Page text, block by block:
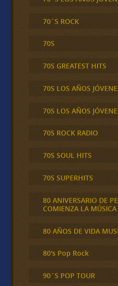
70´S ROCK
70S
70S GREATEST HITS
70S LOS AÑOS
70S LOS AÑOS
70S ROCK RADIO
70S SOUL HITS
70S SUPERHITS
80 ANIVERSARIO DE
COMIENZA LA
80 AÑOS DE VIDA
80's Pop Rock
90´S POP TOUR